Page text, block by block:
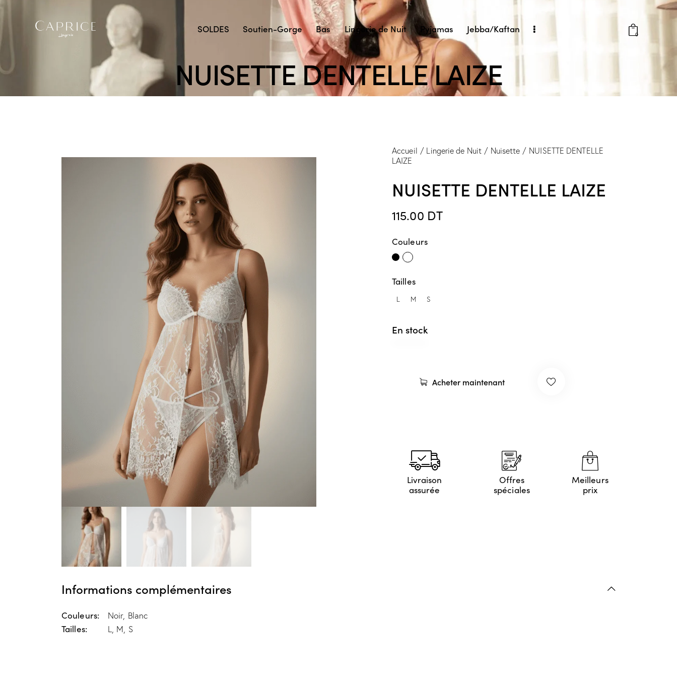
SOLDES Soutien-Gorge Bas Lingerie de Nuit Pyjamas Jebba/Kaftan
0
NUISETTE DENTELLE LAIZE
Accueil Lingerie de Nuit Nuisette
NUISETTE DENTELLE
LAIZE
NUISETTE DENTELLE LAIZE
115.00 DT
Couleurs
Tailles
L M S
En stock
Acheter maintenant
Livraison
assurée
Offres
spéciales
Meilleurs
prix
Informations complémentaires
Couleurs Noir, Blanc
Tailles L, M, S